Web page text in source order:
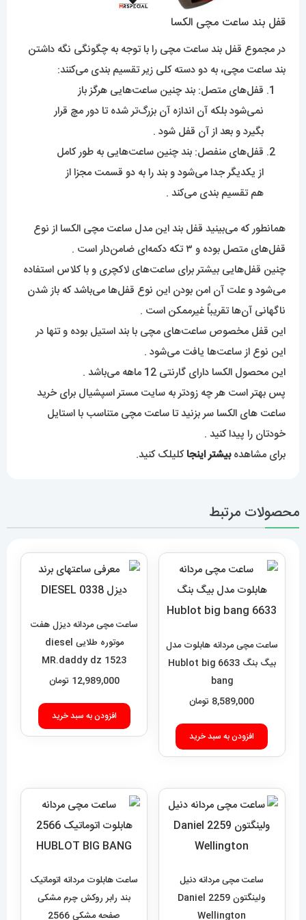
قفل بند ساعت مچی الکسا
در مجموع قفل بند ساعت مچی را با توجه به چگونگی نگه داشتن
بند ساعت مچی، به دو دسته کلی زیر تقسیم بندی می‌کنند:
قفل‌های متصل: بند چنین ساعت‌هایی هرگز باز
نمی‌شود بلکه آن اندازه آن بزرگ‌تر شده تا دور مچ قرار
بگیرد و بعد از آن قفل شود .
قفل‌های منفصل: بند چنین ساعت‌هایی به طور کامل
از یکدیگر جدا می‌شود و بند را به دو قسمت مجزا از
هم تقسیم بندی می‌کند .
همانطور که می‌بینید قفل بند این مدل ساعت مچی الکسا از نوع
قفل‌های متصل بوده و ۳ تکه دکمه‌ای ضامن‌دار است .
چنین قفل‌هایی بیشتر برای ساعت‌های لاکچری و با کلاس استفاده
می‌شود و علت آن امن بودن این نوع قفل‌ها می‌باشد که باز شدن
ناگهانی آن‌ها تقریباً غیرممکن است .
این قفل مخصوص ساعت‌های مچی با بند استیل بوده و تنها در
این نوع از ساعت‌ها یافت می‌شود .
این محصول الکسا دارای گارنتی 12 ماهه می‌باشد .
پس بهتر است هر چه زود‌تر به سایت مستر اسپشیال برای خرید
ساعت های الکسا سر بزنید تا ساعت مچی متناسب با استایل
خودتان را پیدا کنید .
برای مشاهدهبیشتر اینجاکلیلک کنید.
محصولات مرتبط
ساعت مچی مردانه هابلوت مدل
بیگ بنگ 6633 Hublot big
bang
8,589,000 تومان
افزودن به سبد خرید
ساعت مچی مردانه دیزل هفت
موتوره طلایی diesel
MR.daddy dz 1523
12,989,000 تومان
افزودن به سبد خرید
ساعت مچی مردانه دنیل
ولینگتون 2259 Daniel
Wellington
ساعت هابلوت مردانه اتوماتیک
بند رابر روکش چرم مشکی
صفحه مشکی 2566